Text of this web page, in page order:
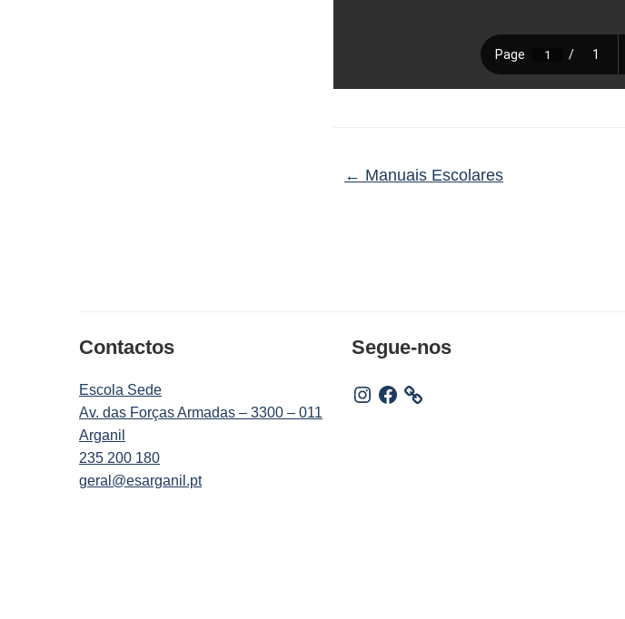
← Manuais Escolares
Contactos
Escola Sede
Av. das Forças Armadas – 3300 – 011
Arganil
235 200 180
geral@esarganil.pt
Segue-nos
Instagram
Facebook